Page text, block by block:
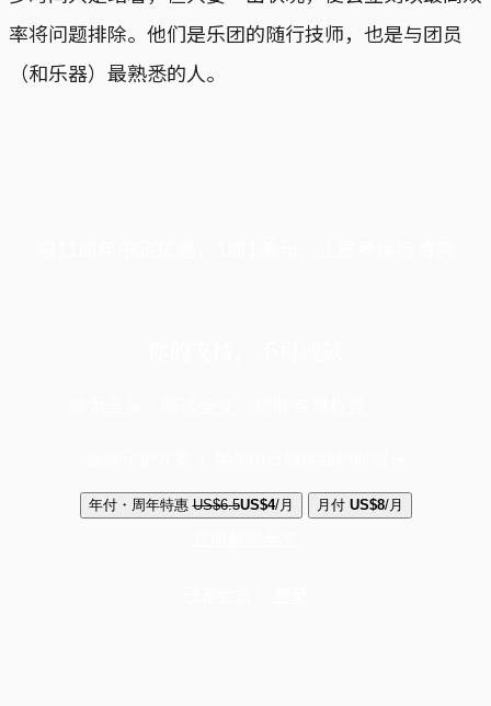
率将问题排除。他们是乐团的随行技师，也是与团员
（和乐器）最熟悉的人。
年付・周年特惠 US$6.5US$4/月 月付 US$8/月